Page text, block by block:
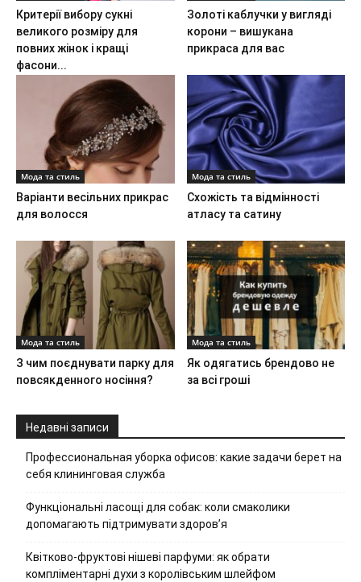
Критерії вибору сукні
великого розміру для
повних жінок і кращі
фасони...
Золоті каблучки у вигляді
корони – вишукана
прикраса для вас
Мода та стиль
Варіанти весільних прикрас
для волосся
Мода та стиль
Схожість та відмінності
атласу та сатину
Мода та стиль
З чим поєднувати парку для
повсякденного носіння?
Мода та стиль
Як одягатись брендово не
за всі гроші
Недавні записи
Профессиональная уборка офисов: какие задачи берет на
себя клининговая служба
Функціональні ласощі для собак: коли смаколики
допомагають підтримувати здоров’я
Квітково-фруктові нішеві парфуми: як обрати
компліментарні духи з королівським шлейфом